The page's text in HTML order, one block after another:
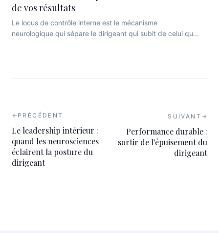
de vos résultats
Le locus de contrôle interne est le mécanisme
neurologique qui sépare le dirigeant qui subit de celui qui
PRÉCÉDENT
Le leadership intérieur :
quand les neurosciences
éclairent la posture du
dirigeant
SUIVANT
Performance durable :
sortir de l'épuisement du
dirigeant